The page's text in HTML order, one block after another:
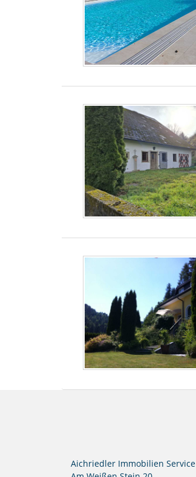
Aichriedler Immobilien Service